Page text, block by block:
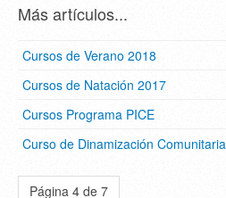
Más artículos...
Cursos de Verano 2018
Cursos de Natación 2017
Cursos Programa PICE
Curso de Dinamización Comunitaria
Página 4 de 7